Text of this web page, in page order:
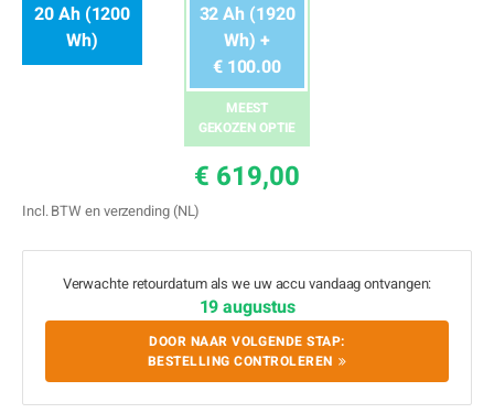
20 Ah (1200
Wh)
32 Ah (1920
Wh) +
€ 100.00
MEEST
GEKOZEN OPTIE
€ 619,00
Incl. BTW en verzending (NL)
Verwachte retourdatum als we uw accu vandaag ontvangen:
19 augustus
DOOR NAAR VOLGENDE STAP:
BESTELLING CONTROLEREN